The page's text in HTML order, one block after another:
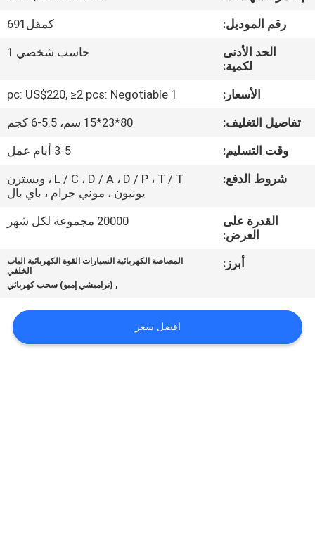
جولة
مراقبة
الجودة
اتصل
اقتباس
رقم الموديل:
كمقل691
الحد الأدنى
لكمية:
حاسب شخصي 1
الأسعار:
1 pc: US$220, ≥2 pcs: Negotiable
تفاصيل التغليف:
80*23*15 سم، 5.5-6 كجم
وقت التسليم:
3-5 أيام عمل
شروط الدفع:
L / C ، D / A ، D / P ، T / T ، ويسترن
يونيون ، موني جرام ، باي بال
القدرة على
العرض:
20000 مجموعة لكل شهر
أبرز:
المصاصة الكهربائية السيارات القوة الكهربائية الباب
الخلفي
, (ترامبشي إمبو) سحب كهربائي
افضل سعر